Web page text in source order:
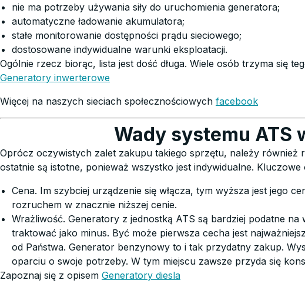
nie ma potrzeby używania siły do uruchomienia generatora;
automatyczne ładowanie akumulatora;
stałe monitorowanie dostępności prądu sieciowego;
dostosowane indywidualne warunki eksploatacji.
Ogólnie rzecz biorąc, lista jest dość długa. Wiele osób trzyma się
Generatory inwerterowe
Więcej na naszych sieciach społecznościowych facebook
Wady systemu ATS
Oprócz oczywistych zalet zakupu takiego sprzętu, należy również
ostatnie są istotne, ponieważ wszystko jest indywidualne.
Cena. Im szybciej urządzenie się włącza, tym wyższa jest jego
rozruchem w znacznie niższej cenie.
Wrażliwość. Generatory z jednostką ATS są bardziej podatne
traktować jako minus. Być może pierwsza cecha jest
od Państwa. Generator benzynowy to i tak przydatny zakup.
oparciu o swoje potrzeby. W tym miejscu zawsze przyda się
Zapoznaj się z opisem Generatory diesla
porady